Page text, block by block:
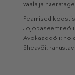
vaala ja
Peamised
Avokaadoõli:
Sheavõi: